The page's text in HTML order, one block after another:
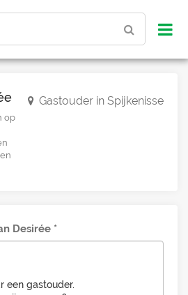
op
Gastouder in Spijkenisse
Desirée